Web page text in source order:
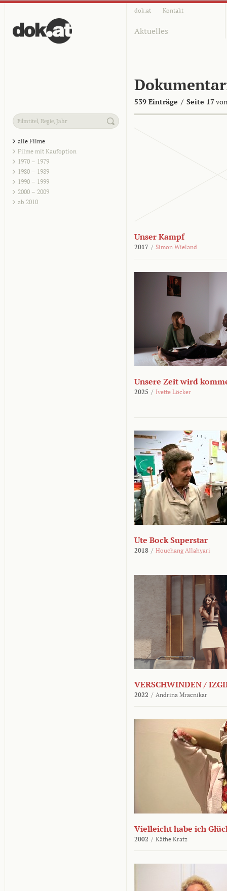
dok.at Kontakt
Aktuelles
539 Einträge / Seite 17
alle Filme
Filme mit Kaufoption
1970 – 1979
1980 – 1989
1990 – 1999
2000 – 2009
ab 2010
Unser Kampf
2017 / Simon Wieland
Unsere Zeit wird
2025 / Ivette Löcker
Ute Bock Superstar
2018 / Houchang Allahyari
VERSCHWINDEN /
2022 / Andrina Mracnikar
Vielleicht habe ich
2002 / Käthe Kratz